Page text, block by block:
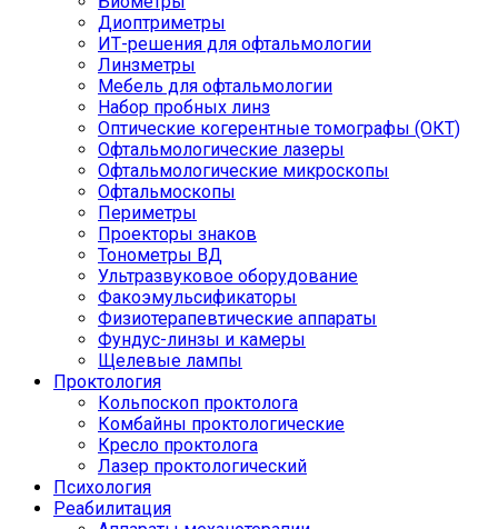
Диоптриметры
ИТ-решения для офтальмологии
Линзметры
Мебель для офтальмологии
Набор пробных линз
Оптические когерентные томографы (ОКТ)
Офтальмологические лазеры
Офтальмологические микроскопы
Офтальмоскопы
Периметры
Проекторы знаков
Тонометры ВД
Ультразвуковое оборудование
Факоэмульсификаторы
Физиотерапевтические аппараты
Фундус-линзы и камеры
Щелевые лампы
Проктология
Кольпоскоп проктолога
Комбайны проктологические
Кресло проктолога
Лазер проктологический
Психология
Реабилитация